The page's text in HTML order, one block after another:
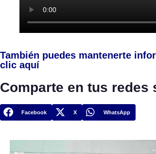
También puedes mantenerte
clic aquí
Comparte en tus redes
Facebook X WhatsApp